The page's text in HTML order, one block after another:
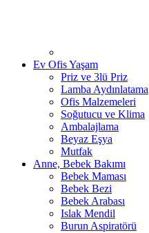
Ev Ofis Yaşam
Priz ve 3lü Priz
Lamba Aydınlatama
Ofis Malzemeleri
Soğutucu ve Klima
Ambalajlama
Beyaz Eşya
Mutfak
Anne, Bebek Bakımı
Bebek Maması
Bebek Bezi
Bebek Arabası
Islak Mendil
Burun Aspiratörü